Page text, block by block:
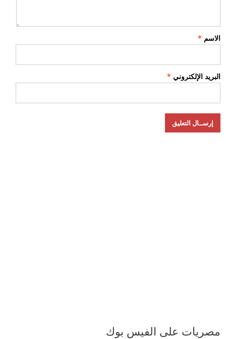
الاسم *
البريد الإلكتروني *
مصريات على الفيس بوك